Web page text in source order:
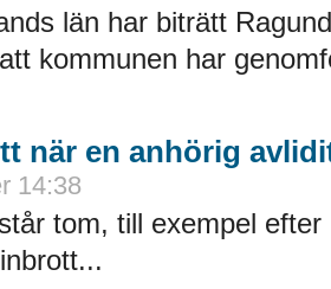
län har biträtt
kommunen har
när en anhörig
14:38
tom, till exempel